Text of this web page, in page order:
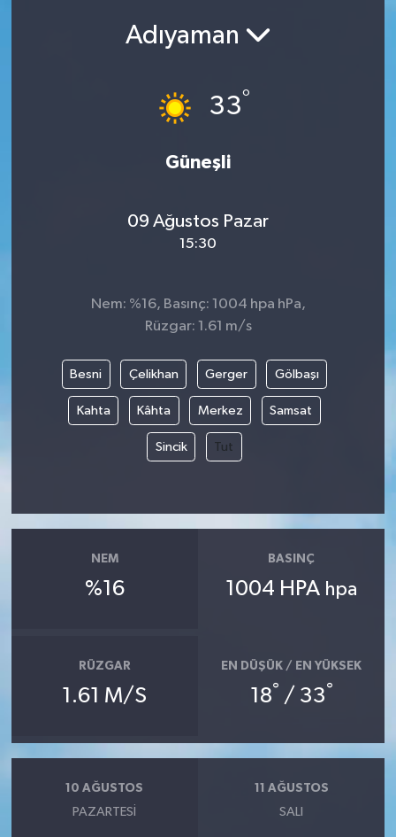
Adıyaman
33°
Güneşli
09 Ağustos Pazar
15:30
Nem: %16, Basınç: 1004 hpa hPa,
Rüzgar: 1.61 m/s
Besni Çelikhan Gerger Gölbaşı
Kahta Kâhta Merkez Samsat
Sincik Tut
NEM
%16
BASINÇ
1004 HPA hpa
RÜZGAR
1.61 M/S
EN DÜŞÜK / EN YÜKSEK
18° / 33°
10 AĞUSTOS
PAZARTESI
11 AĞUSTOS
SALI